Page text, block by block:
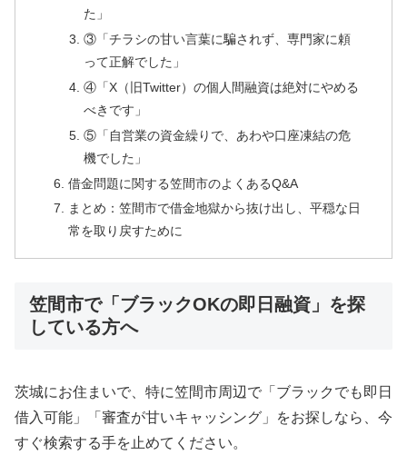
た」
③「チラシの甘い言葉に騙されず、専門家に頼
って正解でした」
④「X（旧Twitter）の個人間融資は絶対にやめる
べきです」
⑤「自営業の資金繰りで、あわや口座凍結の危
機でした」
借金問題に関する笠間市のよくあるQ&A
まとめ：笠間市で借金地獄から抜け出し、平穏な日
常を取り戻すために
笠間市で「ブラックOKの即日融資」を探
している方へ
茨城にお住まいで、特に笠間市周辺で「ブラックでも即日
借入可能」「審査が甘いキャッシング」をお探しなら、今
すぐ検索する手を止めてください。